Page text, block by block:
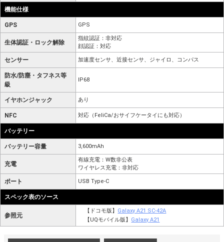
機能仕様
GPS GPS
生体認証・ロック解除
指紋認証：非対応
顔認証：対応
センサー 加速度センサ、近接センサ、ジャイロ、コンパス
防水/防塵・タフネス等
級
IP68
イヤホンジャック あり
NFC 対応（FeliCa/おサイフケータイにも対応）
バッテリー
バッテリー容量 3,600mAh
充電
有線充電：W数非公表
ワイヤレス充電：非対応
ポート USB Type-C
スペック表のソース
参照元
【ドコモ版】 Galaxy A21 SC-42A
【UQモバイル版】 Galaxy A21